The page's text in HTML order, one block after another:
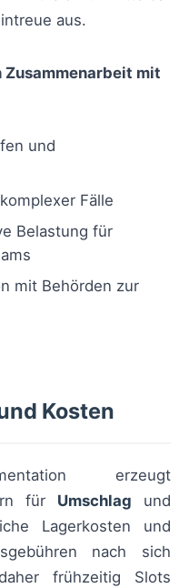
aus.
mit
und
Fälle
Belastung für
mit Behörden zur
Kosten
erzeugt
für Umschlag und
Lagerkosten und
nach sich
frühzeitig Slots